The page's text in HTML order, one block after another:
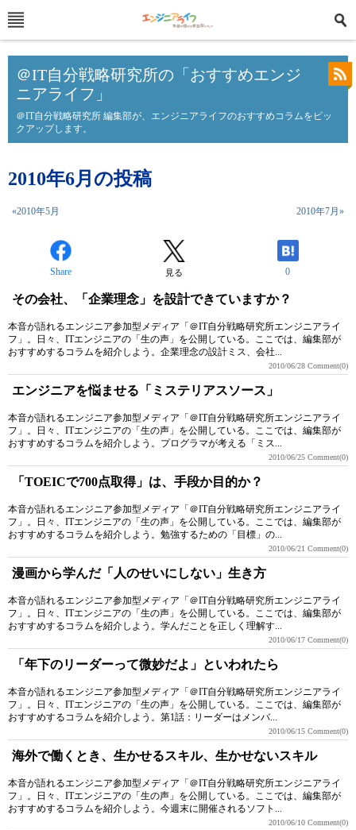
＠IT自分戦略研究所の「おすすめエンジ
ニアライフ」
＠IT自分戦略研究所 編集部が、エンジニアライフのおすすめコラムをピッ
クアップします。
2010年6月の投稿
«2010年5月 2010年7月»
Share 見る 0
その会社、「企業理念」を設計できていますか？
本音が語れるエンジニア参加型メディア「＠IT自分戦略研究所エンジニアライ
フ」。日々、ITエンジニアの「生の声」を公開している。ここでは、編集部が
おすすめするコラムを紹介しよう。企業理念の設計ミス、会社...
2010/06/28 Comment(0)
エンジニアを悩ませる「ミステリアスソース」
本音が語れるエンジニア参加型メディア「＠IT自分戦略研究所エンジニアライ
フ」。日々、ITエンジニアの「生の声」を公開している。ここでは、編集部が
おすすめするコラムを紹介しよう。プログラマが考える「ミス...
2010/06/25 Comment(0)
「TOEICで700点取得」は、手段か目的か？
本音が語れるエンジニア参加型メディア「＠IT自分戦略研究所エンジニアライ
フ」。日々、ITエンジニアの「生の声」を公開している。ここでは、編集部が
おすすめするコラムを紹介しよう。勉強するための「目標」の...
2010/06/21 Comment(0)
漫画から学んだ「人のせいにしない」生き方
本音が語れるエンジニア参加型メディア「＠IT自分戦略研究所エンジニアライ
フ」。日々、ITエンジニアの「生の声」を公開している。ここでは、編集部が
おすすめするコラムを紹介しよう。学んだことを正しく理解す...
2010/06/17 Comment(0)
「年下のリーダーって微妙だよ」といわれたら
本音が語れるエンジニア参加型メディア「＠IT自分戦略研究所エンジニアライ
フ」。日々、ITエンジニアの「生の声」を公開している。ここでは、編集部が
おすすめするコラムを紹介しよう。第1話：リーダーはメンバ...
2010/06/15 Comment(0)
海外で働くとき、生かせるスキル、生かせないスキル
本音が語れるエンジニア参加型メディア「＠IT自分戦略研究所エンジニアライ
フ」。日々、ITエンジニアの「生の声」を公開している。ここでは、編集部が
おすすめするコラムを紹介しよう。今週末に開催されるソフト...
2010/06/10 Comment(0)